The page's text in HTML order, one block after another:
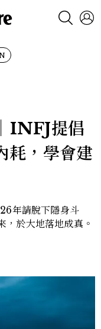
INFJ提倡
耗，學會建
年請脫下隱身斗
，於大地落地成真。